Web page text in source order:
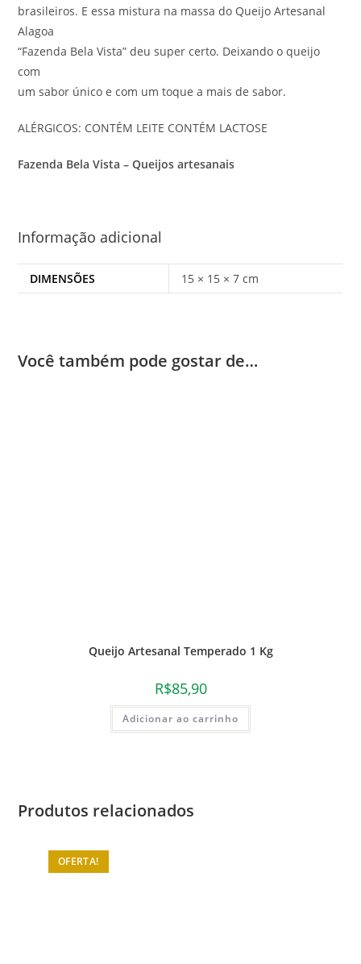
brasileiros. E essa mistura na massa do Queijo Artesanal
Alagoa
“Fazenda Bela Vista” deu super certo. Deixando o queijo
com
um sabor único e com um toque a mais de sabor.
ALÉRGICOS: CONTÉM LEITE CONTÉM LACTOSE
Fazenda Bela Vista – Queijos artesanais
Informação adicional
DIMENSÕES 15 × 15 × 7 cm
Você também pode gostar de…
Queijo Artesanal Temperado 1 Kg
R$85,90
Adicionar ao carrinho
Produtos relacionados
OFERTA!